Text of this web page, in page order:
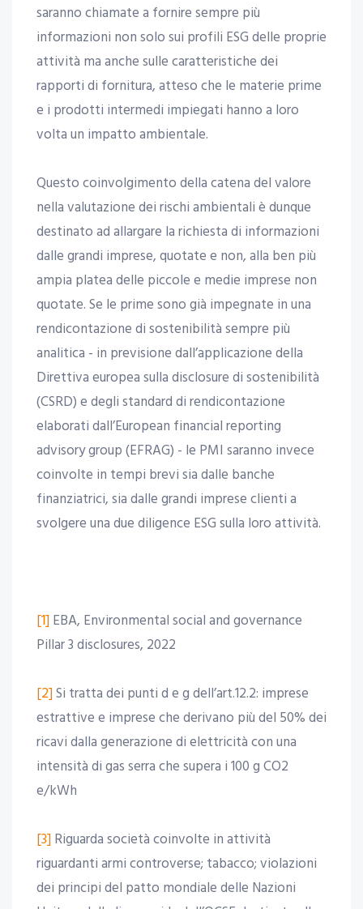
saranno chiamate a fornire sempre più
informazioni non solo sui profili ESG delle proprie
attività ma anche sulle caratteristiche dei
rapporti di fornitura, atteso che le materie prime
e i prodotti intermedi impiegati hanno a loro
volta un impatto ambientale.
Questo coinvolgimento della catena del valore
nella valutazione dei rischi ambientali è dunque
destinato ad allargare la richiesta di informazioni
dalle grandi imprese, quotate e non, alla ben più
ampia platea delle piccole e medie imprese non
quotate. Se le prime sono già impegnate in una
rendicontazione di sostenibilità sempre più
analitica - in previsione dall’applicazione della
Direttiva europea sulla disclosure di sostenibilità
(CSRD) e degli standard di rendicontazione
elaborati dall’European financial reporting
advisory group (EFRAG) - le PMI saranno invece
coinvolte in tempi brevi sia dalle banche
finanziatrici, sia dalle grandi imprese clienti a
svolgere una due diligence ESG sulla loro attività.
[1] EBA, Environmental social and governance
Pillar 3 disclosures, 2022
[2]Si tratta dei punti d e g dell’art.12.2: imprese
estrattive e imprese che derivano più del 50% dei
ricavi dalla generazione di elettricità con una
intensità di gas serra che supera i 100 g CO2
e/kWh
[3] Riguarda società coinvolte in attività
riguardanti armi controverse; tabacco; violazioni
dei principi del patto mondiale delle Nazioni